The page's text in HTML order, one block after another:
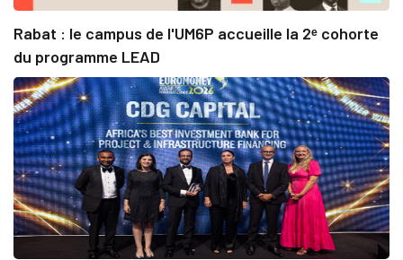
Rabat : le campus de l'UM6P accueille la 2ᵉ cohorte
du programme LEAD